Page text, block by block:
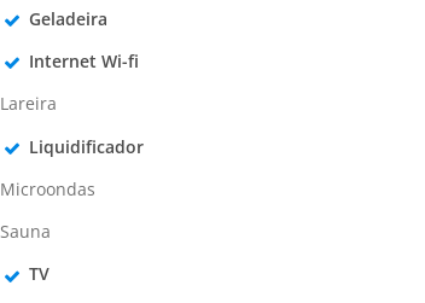
Geladeira
Internet Wi-fi
Lareira
Liquidificador
Microondas
Sauna
TV